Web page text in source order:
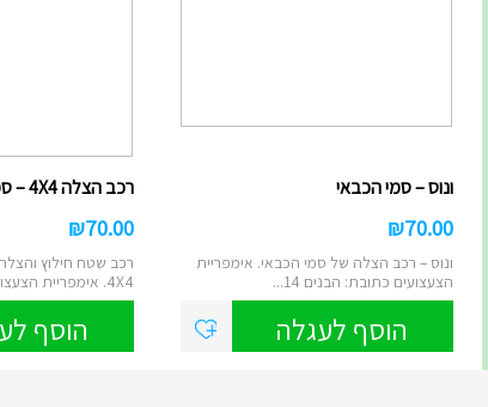
ונוס – סמי הכבאי
70.00
₪
ונוס – רכב הצלה של סמי הכבאי. אימפריית
הצעצועים כתובת: הבנים 14...
הוסף לעגלה
רכב הצלה 4X4 – סמי הכבאי
70.00
₪
רכב שטח חילוץ
4X4. אימפריית הצעצועים ...
הוסף